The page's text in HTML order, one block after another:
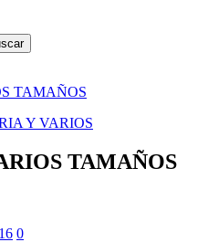
TAMAÑOS
Y VARIOS
TAMAÑOS
0